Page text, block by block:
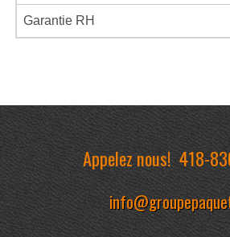
Garantie RH
Appelez nous!418-